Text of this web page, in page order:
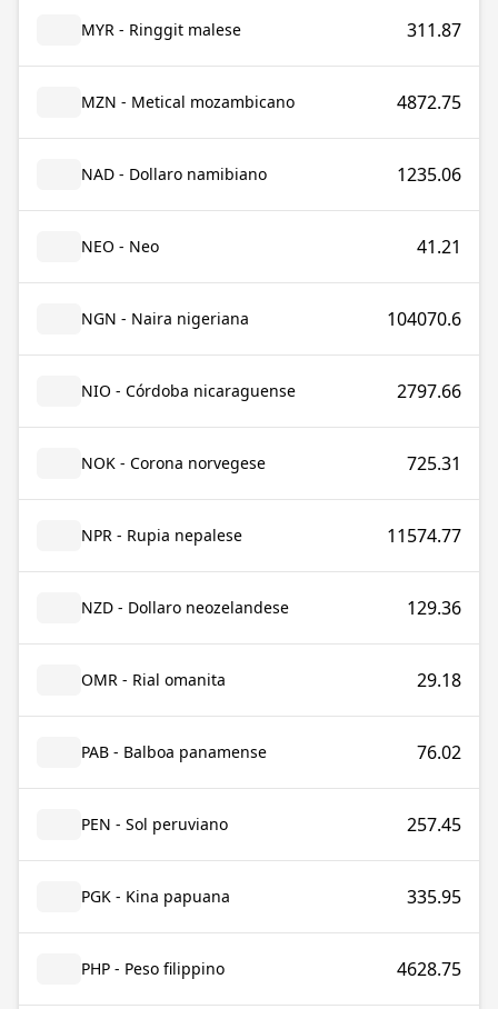
MYR - Ringgit malese 311.87
MZN - Metical mozambicano 4872.75
NAD - Dollaro namibiano 1235.06
NEO - Neo 41.21
NGN - Naira nigeriana 104070.6
NIO - Córdoba nicaraguense 2797.66
NOK - Corona norvegese 725.31
NPR - Rupia nepalese 11574.77
NZD - Dollaro neozelandese 129.36
OMR - Rial omanita 29.18
PAB - Balboa panamense 76.02
PEN - Sol peruviano 257.45
PGK - Kina papuana 335.95
PHP - Peso filippino 4628.75